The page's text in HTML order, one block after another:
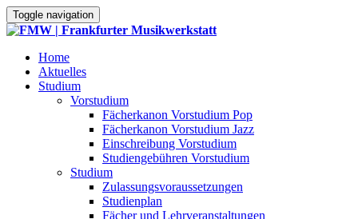
Toggle navigation
Home
Aktuelles
Studium
Vorstudium
Fächerkanon Vorstudium Pop
Fächerkanon Vorstudium Jazz
Einschreibung Vorstudium
Studiengebühren Vorstudium
Studium
Zulassungsvoraussetzungen
Studienplan
Fächer und Lehrveranstaltungen